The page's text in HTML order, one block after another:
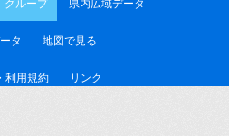
タ 地図で見る
利用規約 リンク